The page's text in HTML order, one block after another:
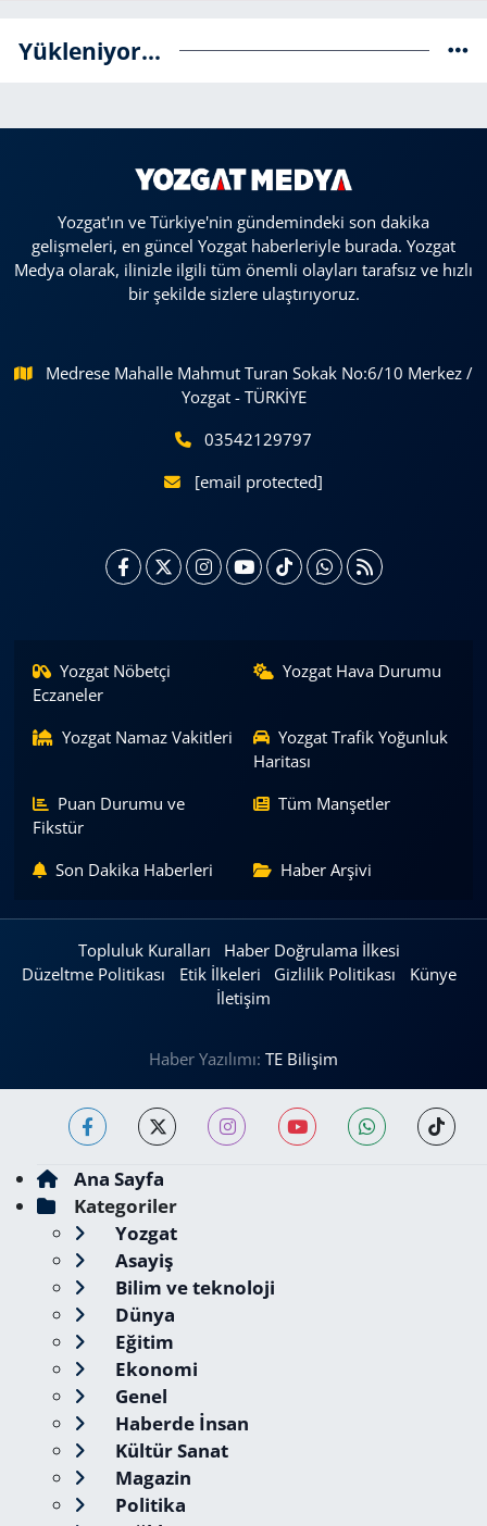
Yükleniyor...
Yozgat'ın ve Türkiye'nin gündemindeki son dakika
gelişmeleri, en güncel Yozgat haberleriyle burada. Yozgat
Medya olarak, ilinizle ilgili tüm önemli olayları tarafsız ve hızlı
bir şekilde sizlere ulaştırıyoruz.
Medrese Mahalle Mahmut Turan Sokak No:6/10 Merkez /
Yozgat - TÜRKİYE
03542129797
[email protected]
Yozgat Nöbetçi
Eczaneler
Yozgat Hava Durumu
Yozgat Namaz Vakitleri
Yozgat Trafik Yoğunluk
Haritası
Puan Durumu ve
Fikstür
Tüm Manşetler
Son Dakika Haberleri Haber Arşivi
Topluluk Kuralları
Haber Doğrulama İlkesi
Düzeltme Politikası
Etik İlkeleri Gizlilik Politikası
Künye
İletişim
Haber Yazılımı: TE Bilişim
Ana Sayfa
Kategoriler
Yozgat
Asayiş
Bilim ve teknoloji
Dünya
Eğitim
Ekonomi
Genel
Haberde İnsan
Kültür Sanat
Magazin
Politika